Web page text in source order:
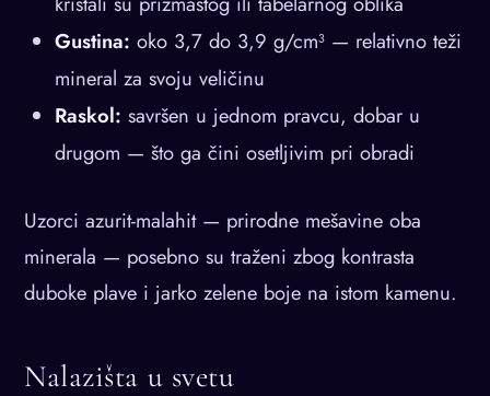
Gustina: oko 3,7 do 3,9 g/cm³ — relativno teži
mineral za svoju veličinu
Raskol: savršen u jednom pravcu, dobar u
drugom — što ga čini osetljivim pri obradi
Uzorci azurit-malahit — prirodne mešavine oba
minerala — posebno su traženi zbog kontrasta
duboke plave i jarko zelene boje na istom kamenu.
Nalazišta u svetu